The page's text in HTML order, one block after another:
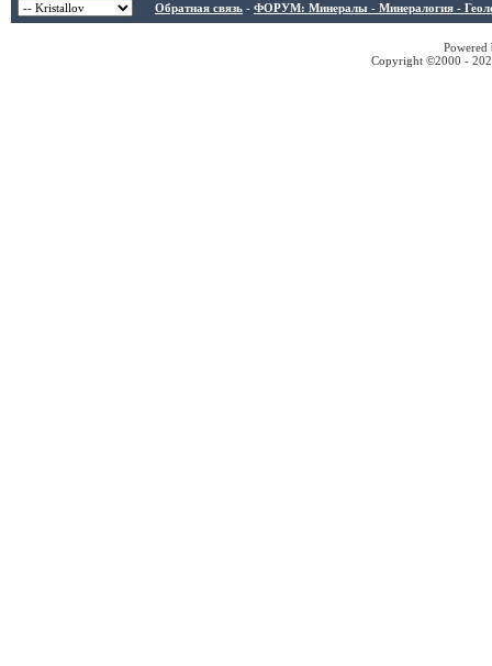
Обратная связь - ФОРУМ: Минералы - Минералогия -
Copyright ©2000 -